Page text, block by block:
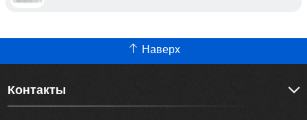
Наверх
Контакты